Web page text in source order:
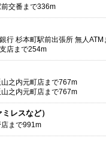
交番まで336m
行 杉本町駅前出張所 無人
店まで254m
之内元町店まで767m
之内元町店まで767m
レスなど）
まで991m